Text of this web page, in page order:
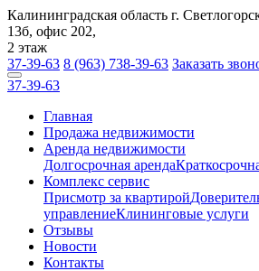
Калининградская область г.
13б, офис 202,
2 этаж
37-39-63 8 (963) 738-39-63 Заказать
37-39-63
Главная
Продажа недвижимости
Аренда недвижимости
Долгосрочная аренда
Комплекс сервис
Присмотр за квартирой
управлениеКлининговые услуги
Отзывы
Новости
Контакты